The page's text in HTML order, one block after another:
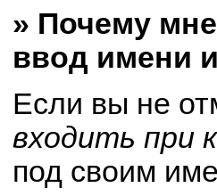
» Почему
ввод имени
Если вы не
входить при
под своим